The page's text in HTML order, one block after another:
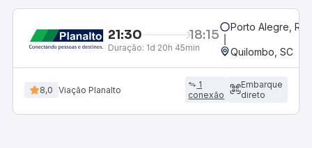
21:30 18:15
Duração: 1d 20h 45min
Porto Alegre, RS
Quilombo, SC
8,0 Viação Planalto
1
conexão
Embarque
direto